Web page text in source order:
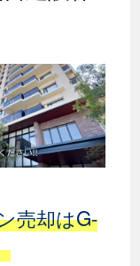
売却はG-